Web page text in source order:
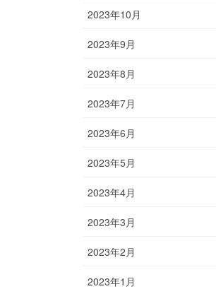
2023年10月
2023年9月
2023年8月
2023年7月
2023年6月
2023年5月
2023年4月
2023年3月
2023年2月
2023年1月